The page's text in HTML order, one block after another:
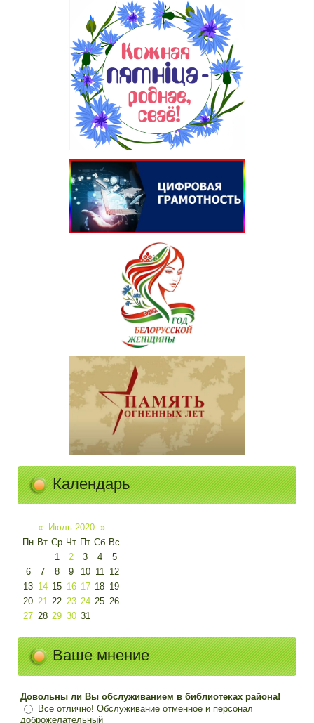
Календарь
« Июль 2020 »
Пн Вт Ср Чт Пт Сб Вс
1
2 3 4
5
6
7 8 9 10 11
12
13 14 15 16 17 18 19
20 21 22 23 24 25 26
27 28 29 30 31
Ваше мнение
Довольны ли Вы обслуживанием в библиотеках района!
Все отлично! Обслуживание отменное и персонал
доброжелательный